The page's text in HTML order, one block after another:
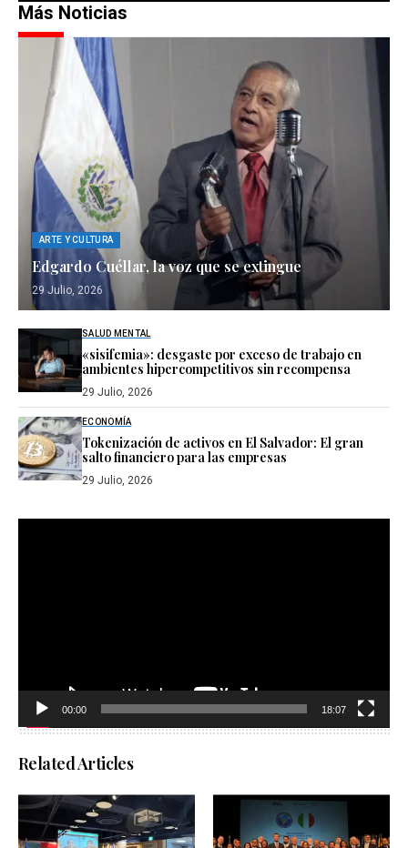
Más Noticias
ARTE Y CULTURA
Edgardo Cuéllar, la voz que se extingue
29 Julio, 2026
SALUD MENTAL
«sisifemia»: desgaste por exceso de trabajo en
ambientes hipercompetitivos sin recompensa
29 Julio, 2026
ECONOMÍA
Tokenización de activos en El Salvador: El gran
salto financiero para las empresas
29 Julio, 2026
00:00 18:07
Related Articles